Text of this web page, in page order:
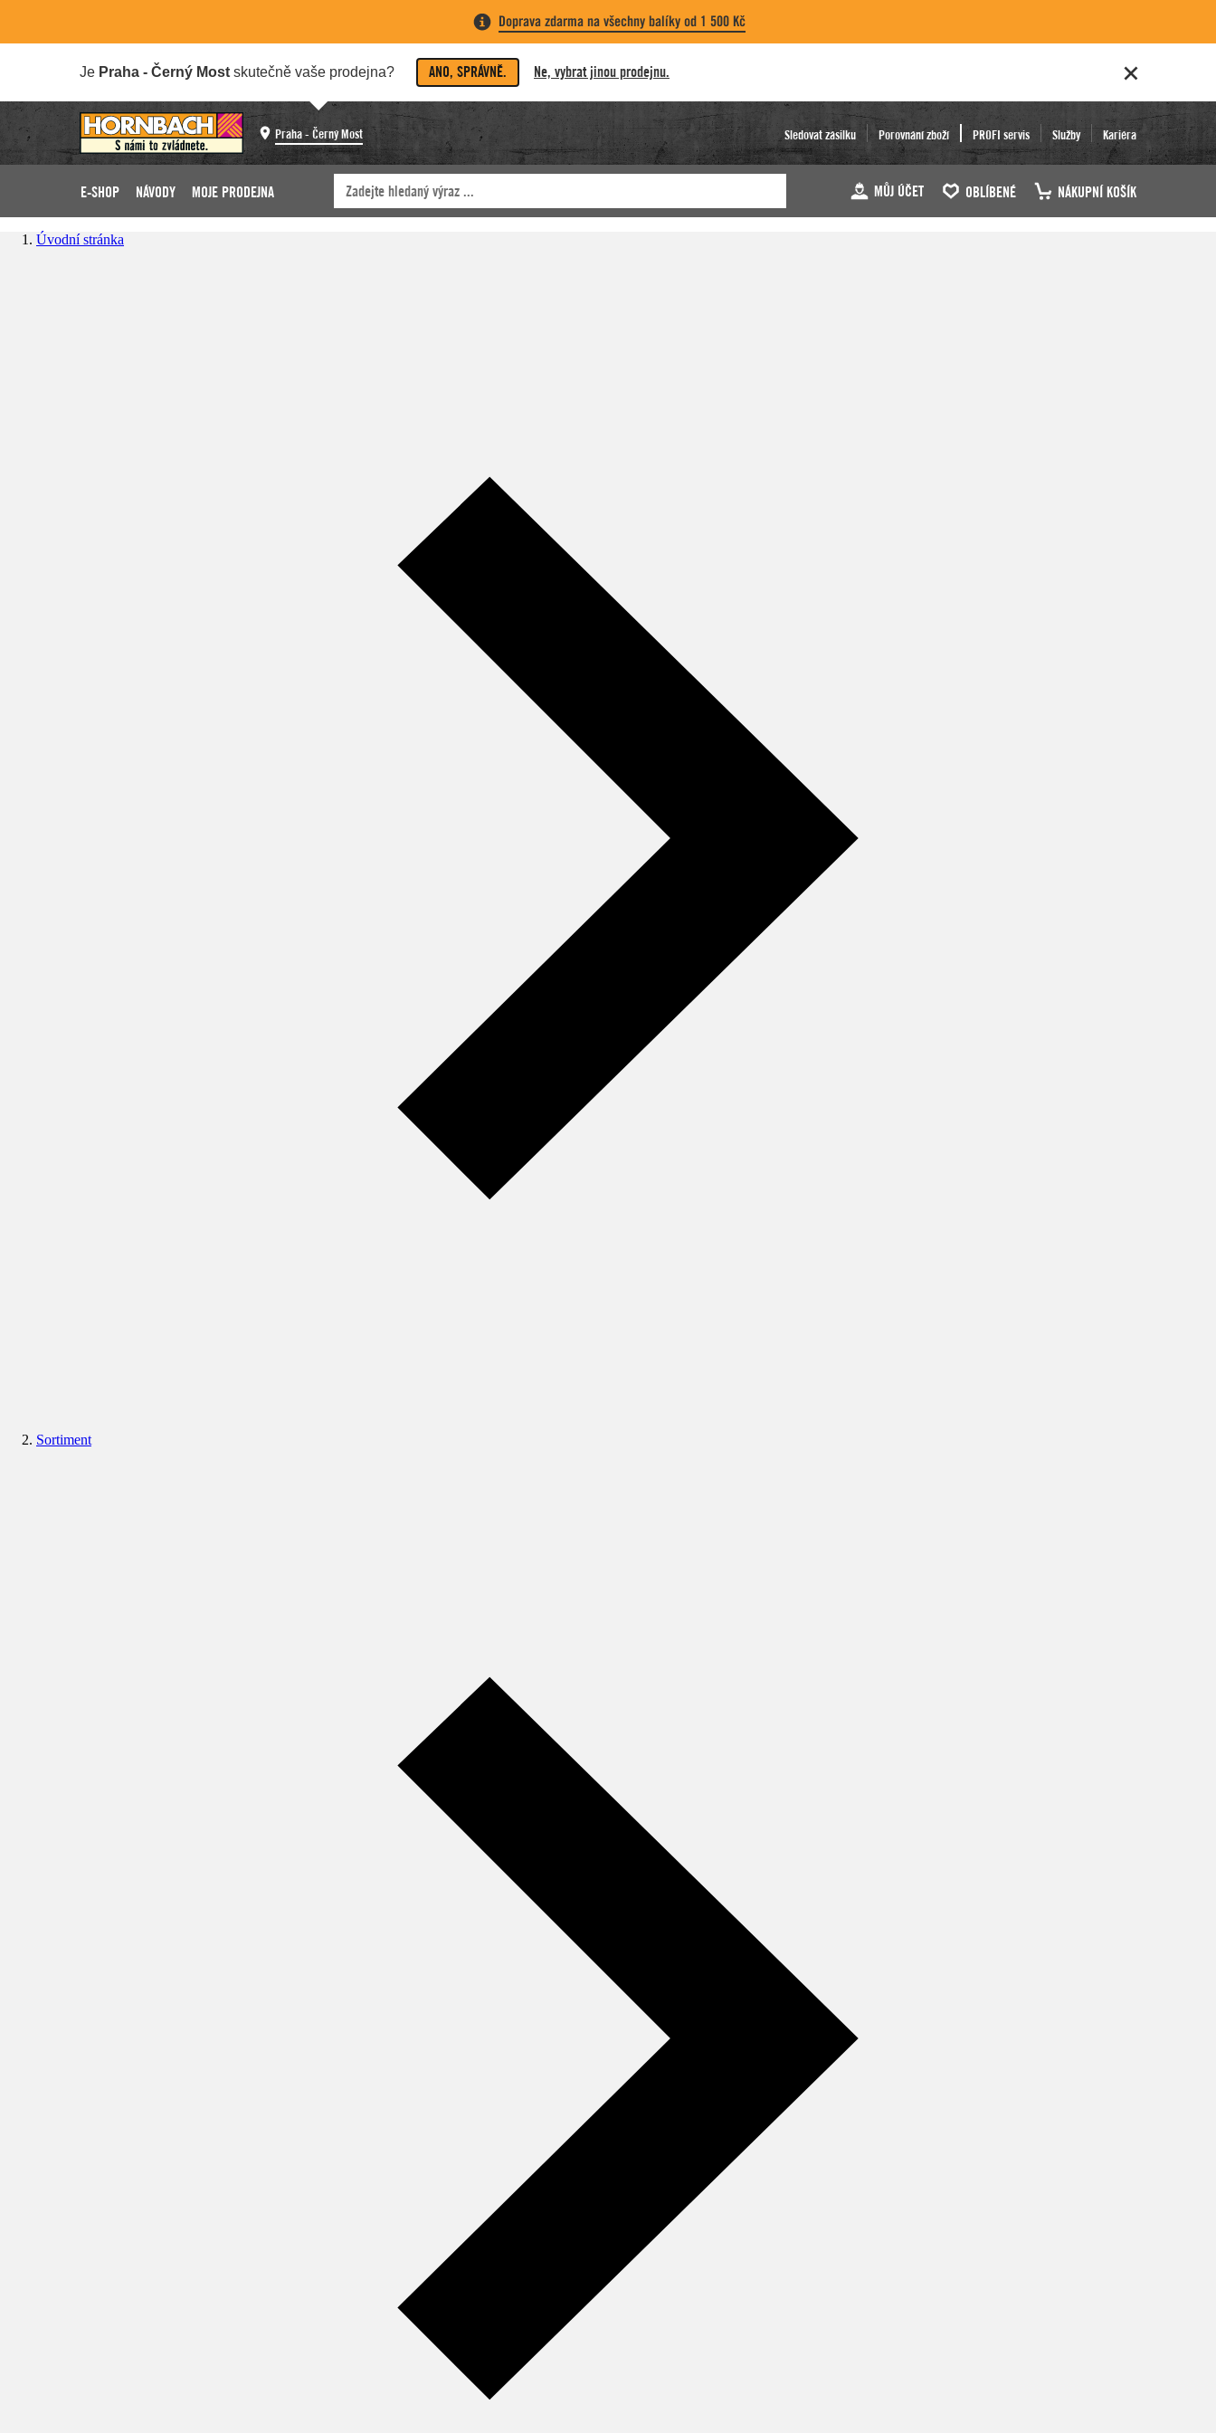
Doprava zdarma na všechny balíky od 1 500 Kč
Je Praha - Černý Most skutečně vaše prodejna? ANO, SPRÁVNĚ. Ne, vybrat jinou prodejnu.
Praha - Černý Most Sledovat zásilku Porovnání zboží PROFI servis Služby Kariéra
E-SHOP NÁVODY MOJE PRODEJNA MŮJ ÚČET OBLÍBENÉ NÁKUPNÍ KOŠÍK
Úvodní stránka
Sortiment